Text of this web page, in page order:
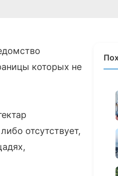
которых не
отсутствует,